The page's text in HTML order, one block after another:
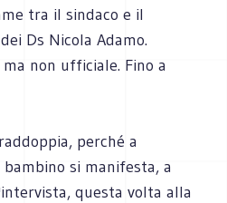
tra il sindaco e il
Ds Nicola Adamo.
non ufficiale. Fino a
perché a
si manifesta, a
questa volta alla